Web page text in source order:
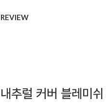
REVIEW
내추럴 커버 블레미